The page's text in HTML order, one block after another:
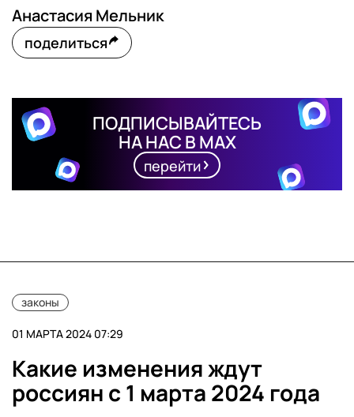
Анастасия Мельник
поделиться
ПОДПИСЫВАЙТЕСЬ
НА НАС В MAX
перейти
законы
01 МАРТА 2024 07:29
Какие изменения ждут
россиян с 1 марта 2024 года